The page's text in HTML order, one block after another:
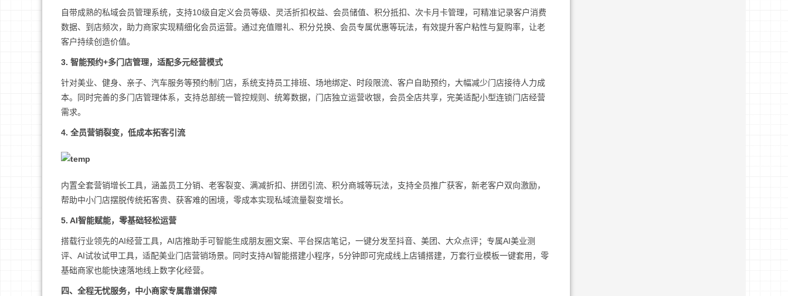
自带成熟的私域会员管理系统，支持10级自定义会员等级、灵活折扣权益、会员储值、积分抵扣、次卡月卡管理，可精准记录客户消费
数据、到店频次，助力商家实现精细化会员运营。通过充值赠礼、积分兑换、会员专属优惠等玩法，有效提升客户粘性与复购率，让老
客户持续创造价值。
3. 智能预约+多门店管理，适配多元经营模式
针对美业、健身、亲子、汽车服务等预约制门店，系统支持员工排班、场地绑定、时段限流、客户自助预约，大幅减少门店接待人力成
本。同时完善的多门店管理体系，支持总部统一管控规则、统筹数据，门店独立运营收银，会员全店共享，完美适配小型连锁门店经营
需求。
4. 全员营销裂变，低成本拓客引流
内置全套营销增长工具，涵盖员工分销、老客裂变、满减折扣、拼团引流、积分商城等玩法，支持全员推广获客，新老客户双向激励，
帮助中小门店摆脱传统拓客贵、获客难的困境，零成本实现私域流量裂变增长。
5. AI智能赋能，零基础轻松运营
搭载行业领先的AI经营工具，AI店推助手可智能生成朋友圈文案、平台探店笔记，一键分发至抖音、美团、大众点评；专属AI美业测
评、AI试妆试甲工具，适配美业门店营销场景。同时支持AI智能搭建小程序，5分钟即可完成线上店铺搭建，万套行业模板一键套用，零
基础商家也能快速落地线上数字化经营。
四、全程无忧服务，中小商家专属靠谱保障